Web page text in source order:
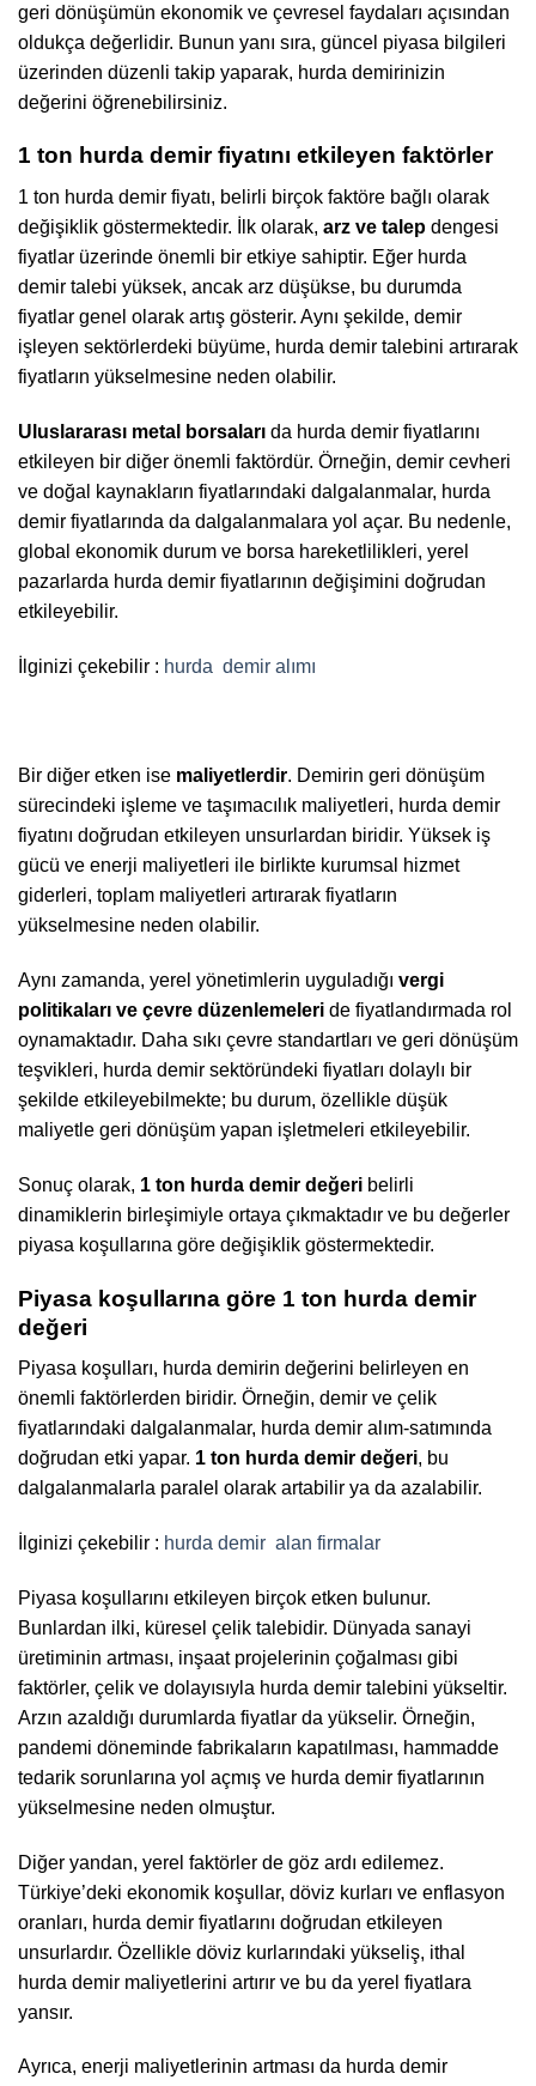
geri dönüşümün ekonomik ve çevresel faydaları açısından
oldukça değerlidir. Bunun yanı sıra, güncel piyasa bilgileri
üzerinden düzenli takip yaparak, hurda demirinizin
değerini öğrenebilirsiniz.
1 ton hurda demir fiyatını etkileyen faktörler
1 ton hurda demir fiyatı, belirli birçok faktöre bağlı olarak
değişiklik göstermektedir. İlk olarak, arz ve talep dengesi
fiyatlar üzerinde önemli bir etkiye sahiptir. Eğer hurda
demir talebi yüksek, ancak arz düşükse, bu durumda
fiyatlar genel olarak artış gösterir. Aynı şekilde, demir
işleyen sektörlerdeki büyüme, hurda demir talebini artırarak
fiyatların yükselmesine neden olabilir.
Uluslararası metal borsaları da hurda demir fiyatlarını
etkileyen bir diğer önemli faktördür. Örneğin, demir cevheri
ve doğal kaynakların fiyatlarındaki dalgalanmalar, hurda
demir fiyatlarında da dalgalanmalara yol açar. Bu nedenle,
global ekonomik durum ve borsa hareketlilikleri, yerel
pazarlarda hurda demir fiyatlarının değişimini doğrudan
etkileyebilir.
İlginizi çekebilir : hurda demir alımı
Bir diğer etken ise maliyetlerdir. Demirin geri dönüşüm
sürecindeki işleme ve taşımacılık maliyetleri, hurda demir
fiyatını doğrudan etkileyen unsurlardan biridir. Yüksek iş
gücü ve enerji maliyetleri ile birlikte kurumsal hizmet
giderleri, toplam maliyetleri artırarak fiyatların
yükselmesine neden olabilir.
Aynı zamanda, yerel yönetimlerin uyguladığı vergi
politikaları ve çevre düzenlemeleri de fiyatlandırmada rol
oynamaktadır. Daha sıkı çevre standartları ve geri dönüşüm
teşvikleri, hurda demir sektöründeki fiyatları dolaylı bir
şekilde etkileyebilmekte; bu durum, özellikle düşük
maliyetle geri dönüşüm yapan işletmeleri etkileyebilir.
Sonuç olarak, 1 ton hurda demir değeri belirli
dinamiklerin birleşimiyle ortaya çıkmaktadır ve bu değerler
piyasa koşullarına göre değişiklik göstermektedir.
Piyasa koşullarına göre 1 ton hurda demir
değeri
Piyasa koşulları, hurda demirin değerini belirleyen en
önemli faktörlerden biridir. Örneğin, demir ve çelik
fiyatlarındaki dalgalanmalar, hurda demir alım-satımında
doğrudan etki yapar. 1 ton hurda demir değeri, bu
dalgalanmalarla paralel olarak artabilir ya da azalabilir.
İlginizi çekebilir : hurda demir alan firmalar
Piyasa koşullarını etkileyen birçok etken bulunur.
Bunlardan ilki, küresel çelik talebidir. Dünyada sanayi
üretiminin artması, inşaat projelerinin çoğalması gibi
faktörler, çelik ve dolayısıyla hurda demir talebini yükseltir.
Arzın azaldığı durumlarda fiyatlar da yükselir. Örneğin,
pandemi döneminde fabrikaların kapatılması, hammadde
tedarik sorunlarına yol açmış ve hurda demir fiyatlarının
yükselmesine neden olmuştur.
Diğer yandan, yerel faktörler de göz ardı edilemez.
Türkiye’deki ekonomik koşullar, döviz kurları ve enflasyon
oranları, hurda demir fiyatlarını doğrudan etkileyen
unsurlardır. Özellikle döviz kurlarındaki yükseliş, ithal
hurda demir maliyetlerini artırır ve bu da yerel fiyatlara
yansır.
Ayrıca, enerji maliyetlerinin artması da hurda demir